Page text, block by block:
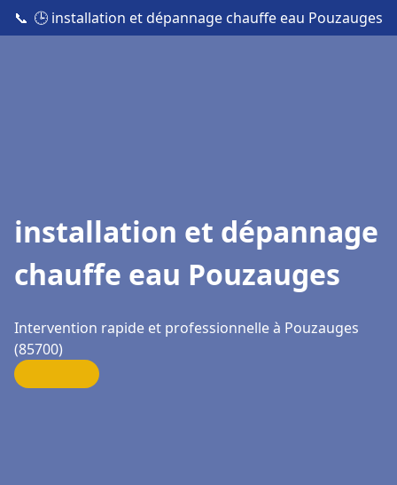
📞 🕒 installation et dépannage chauffe eau Pouzauges
installation et dépannage
chauffe eau Pouzauges
Intervention rapide et professionnelle à Pouzauges
(85700)